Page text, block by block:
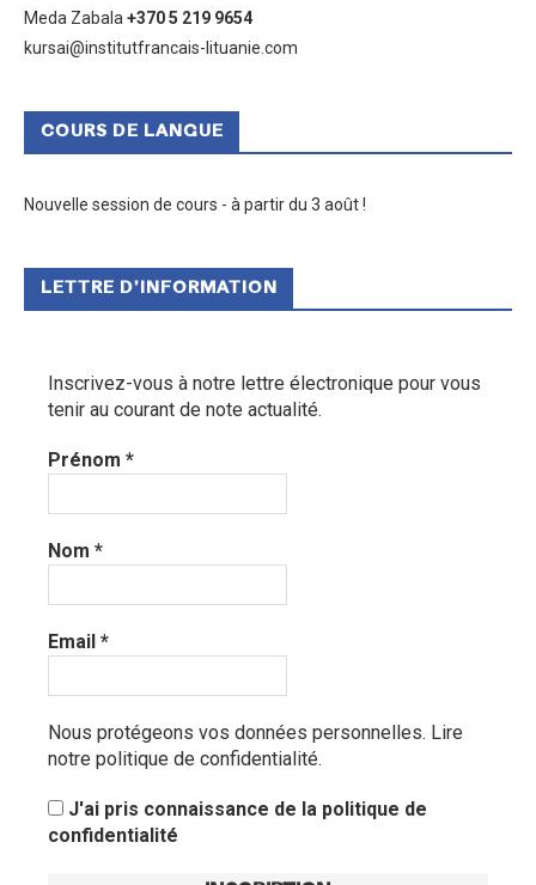
Meda Zabala +370 5 219 9654
kursai@institutfrancais-lituanie.com
COURS DE LANGUE
Nouvelle session de cours - à partir du 3 août !
LETTRE D’INFORMATION
Inscrivez-vous à notre lettre électronique pour vous
tenir au courant de note actualité.
Prénom *
Nom *
Email *
Nous protégeons vos données personnelles. Lire
notre politique de confidentialité.
J'ai pris connaissance de la politique de
confidentialité